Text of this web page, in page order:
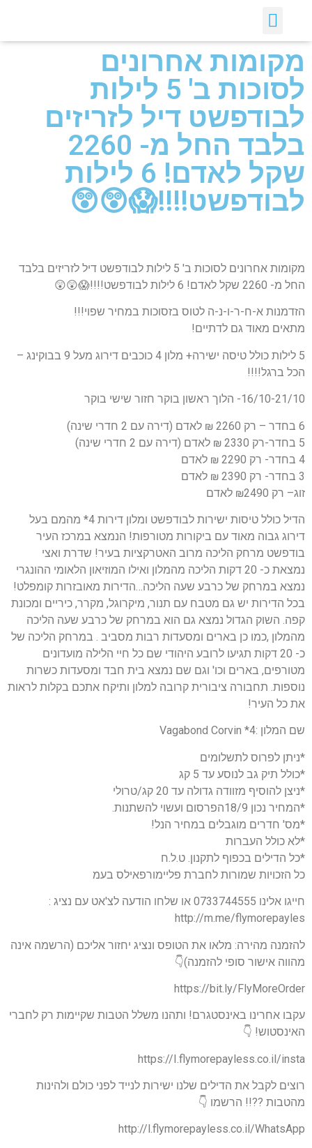
מקומות אחרונים
לסוכות ב' 5 לילות
לבודפשט דיל לזריזים
בלבד החל מ- 2260
שקל לאדם! 6 לילות
לבודפשט!!!!😱😲😲
מקומות אחרונים לסוכות ב' 5 לילות לבודפשט דיל לזריזים בלבד
החל מ- 2260 שקל לאדם! 6 לילות לבודפשט!!!!😱😲😲
הזדמנות א-ח-ר-ו-נ-ה לטוס בזסוכות במחיר שפוי!!!
מתאים מאוד גם לדתיים!
5 לילות כולל טיסה ישירה+ מלון 4 כוכבים דירוג מעל 9 בבוקינג –
הכל ברגל!!!!
16/10-21/10- הלוך ראשון בוקר חזור שישי בוקר
6 בחדר – רק 2260 ₪ לאדם (דירה עם 2 חדרי שינה)
5 בחדר-רק 2330 ₪ לאדם (דירה עם 2 חדרי שינה)
4 בחדר- רק 2290 ₪ לאדם
3 בחדר- רק 2390 ₪ לאדם
זוג– רק ₪2490 לאדם
הדיל כולל טיסות ישירות לבודפשט ומלון דירות 4* מהמם בעל
דירוג גבוה מאוד עם ביקורות מטורפות! הנמצא במרכז העיר
בודפשט מרחק הליכה מרוב האטרקציות בעיר! שדרת ואצי
נמצאת כ- 20 דקות הליכה מהמלון ואילו המוזיאון הלאומי ההונגרי
נמצא במרחק של כרבע שעה הליכה…הדירות מאובזרות קומפלט!
בכל הדירות יש גם מטבח עם תנור, מיקרוגל, מקרר, כיריים ומכונת
קפה. השוק הגדול נמצא גם הוא במרחק של כרבע שעה הליכה
מהמלון ,כמו כן בארים ומסעדות רבות מסביב . במרחק הליכה של
כ- 20 דקות תגיעו לרובע היהודי שם כל חיי הלילה מועדונים
מטורפים, בארים וכו' וגם שם נמצא בית חבד ומסעדות כשרות
נוספות. תחבורה ציבורית קרובה למלון ותיקח אתכם בקלות לראות
את כל העיר!
שם המלון :4* Vagabond Corvin
*ניתן לפרוס לתשלומים
*כולל תיק גב לנוסע עד 5 קג
*ניצן להוסיף מזוודה גדולה עד 20 קג/טרולי
*המחיר נכון 18/9הפרסום ועשוי להשתנות.
*מס' חדרים מוגבלים במחיר הנל!
*לא כולל העברות
*כל הדילים בכפוף לתקנון. ט.ל.ח
כל הזכויות שמורות לחברת פליימורפאילס בעמ
חייגו אלינו 0733744555 או שלחו הודעה לצ'אט עם נציג :
http://m.me/flymorepayles
להזמנה מהירה: מלאו את הטופס ונציג יחזור אליכם (הרשמה אינה
מהווה אישור סופי להזמנה)👇
https://bit.ly/FlyMoreOrder
עקבו אחרינו באינסטגרם! ותהנו משלל הטבות שקיימות רק לחברי
האינסטוש! 👇
https://I.flymorepayless.co.il/insta
רוצים לקבל את הדילים שלנו ישירות לנייד לפני כולם ולהינות
מהטבות ??!! הרשמו 👇
http://l.flymorepayless.co.il/WhatsApp